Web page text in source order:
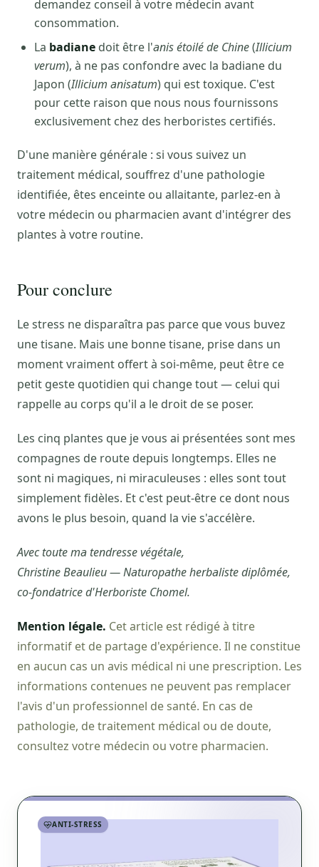
demandez conseil à votre médecin avant
consommation.
La badiane doit être l'anis étoilé de Chine(Illicium
verum), à ne pas confondre avec la badiane du
Japon (Illicium anisatum) qui est toxique. C'est
pour cette raison que nous nous fournissons
exclusivement chez des herboristes certifiés.
D'une manière générale : si vous suivez un
traitement médical, souffrez d'une pathologie
identifiée, êtes enceinte ou allaitante, parlez-en à
votre médecin ou pharmacien avant d'intégrer des
plantes à votre routine.
Pour conclure
Le stress ne disparaîtra pas parce que vous buvez
une tisane. Mais une bonne tisane, prise dans un
moment vraiment offert à soi-même, peut être ce
petit geste quotidien qui change tout — celui qui
rappelle au corps qu'il a le droit de se poser.
Les cinq plantes que je vous ai présentées sont mes
compagnes de route depuis longtemps. Elles ne
sont ni magiques, ni miraculeuses : elles sont tout
simplement fidèles. Et c'est peut-être ce dont nous
avons le plus besoin, quand la vie s'accélère.
Avec toute ma tendresse végétale,
Christine Beaulieu — Naturopathe herbaliste diplômée,
co-fondatrice d'Herboriste Chomel.
Mention légale. Cet article est rédigé à titre
informatif et de partage d'expérience. Il ne constitue
en aucun cas un avis médical ni une prescription. Les
informations contenues ne peuvent pas remplacer
l'avis d'un professionnel de santé. En cas de
pathologie, de traitement médical ou de doute,
consultez votre médecin ou votre pharmacien.
ANTI-STRESS